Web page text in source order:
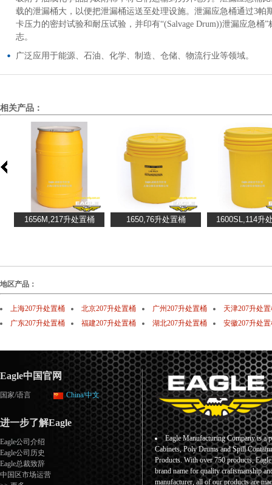
载的泄漏桶大，以便把泄漏桶运送至处理设施。泄漏应急桶通过3帕
卡压力的密封试验和耐压试验，并印有“(Salvage Drum))泄漏应急桶”
志。
广泛应用于能源、石油、化学、制造、仓储、物流行业等领域。
相关产品：
地区产品：
上海207升处置桶 北京207升处置桶 广州207升处置桶
天津207升处
广东207升处置桶
福建207升处置桶 湖北207升处置桶 安徽207升处
Eagle中国官网
国家/语言 China/中文
进一步了解Eagle
Eagle公司介绍
Eagle公司历史
Eagle总裁致辞
中国区市场运营
Eagle Manufacturing Company is a
Cabinets, Poly Drums and Spill
Products. With over 750 products,
brand name for quality craftsmanship
manufacturer, all of our products are